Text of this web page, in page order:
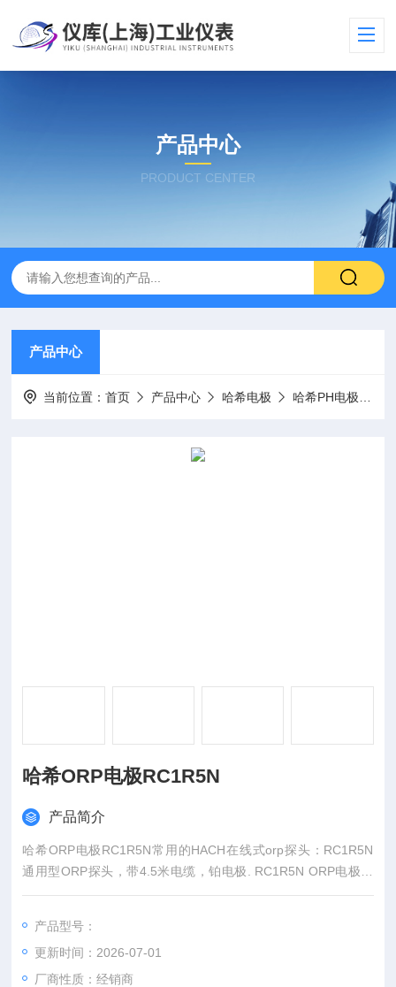
产品中心
PRODUCT CENTER
产品中心
当前位置：首页 产品中心 哈希电极 哈希PH电极
哈希ORP电极RC1R5N
产品简介
哈希ORP电极RC1R5N常用的HACH在线式orp探头：RC1R5N
通用型ORP探头，带4.5米电缆，铂电极. RC1R5N ORP电极在
多个领域都有广泛的应用，包括实验室化学、环境监测、农业以
产品型号：
更新时间：2026-07-01
厂商性质：经销商